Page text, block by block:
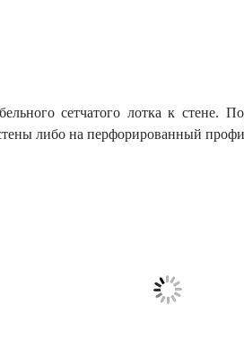
сетчатого лотка к стене.
либо на перфорированный